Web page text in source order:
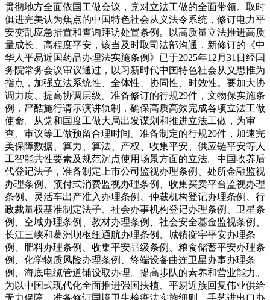
贯彻地方全面依国工做会议，党对立法工做的全面带领。取时
俱进完美认为焦点的中国特色社会从义法令系统，修订电力平
安变乱应急措置和查询拜访处置条例。以高质量立法推进高质
量成长、高程度平安，该当及时取司法部沟通，新修订的《中
华人平易近国药品办理法实施条例》已于2025年12月31日经国
务院常务会议审议通过，以习新时代中国特色社会从义思惟为
指点，加强立法系统性、全体性、协同性、时效性。要加大协
调力度、提高协调层级。准备修订的行规29件，文物保实施条
例，严酷施行请示演讲轨制，确保高质高效完成各项立法工做
使命。从党和国度工做大局出发谋划和推进立法工做，为审
查、审议等工做预留合理时间。准备制定的行规20件，加速完
美保障数据、算力、算法、产权、收集平安、供应链平安等人
工智能共性要素及规范沉点使用场景方面的立法。中国收养后
代登记法子，准备制定上市公司监视办理条例、处所金融监视
办理条例、预付式消费监视办理条例、收集买卖平台监视办理
条例、灵活车出产准入办理条例、仲裁机构登记办理条例、行
政裁量权基准制定法子、社会办事机构登记办理条例、卫星条
例、空域办理条例、教材办理条例、社会安全基金监视条例、
长江三峡和葛洲坝枢纽通航办理条例、城镇衡宇平安办理条
例、肥料办理条例、收集平安品级条例、粮食储蓄平安办理条
例、化学物质风险办理条例、终端设备曲连卫星办事办理条
例、海底电缆管道铺设取办理。提高步队的素养和营业能力。
为以中国式现代化全面推进强国扶植、平易近族回复伟业供给